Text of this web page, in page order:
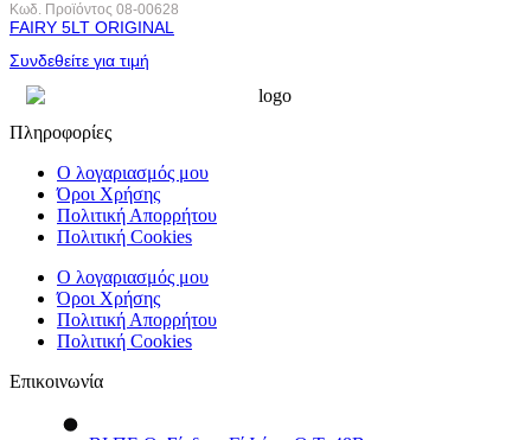
Κωδ. Προϊόντος 08-00628
FAIRY 5LT ORIGINAL
Συνδεθείτε για τιμή
Πληροφορίες
Ο λογαριασμός μου
Όροι Χρήσης
Πολιτική Απορρήτου
Πολιτική Cookies
Ο λογαριασμός μου
Όροι Χρήσης
Πολιτική Απορρήτου
Πολιτική Cookies
Επικοινωνία